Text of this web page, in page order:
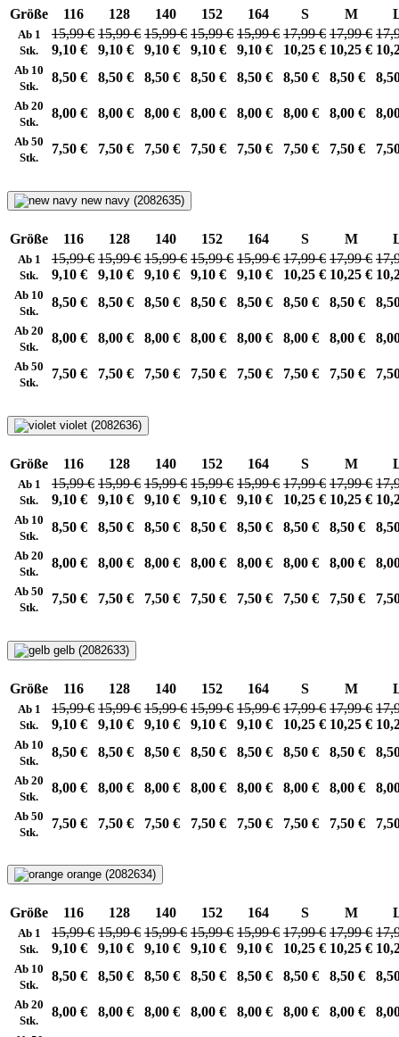
Größe 116 128 140 152 164 S M
Ab 1
Stk.
15,99 €
9,10 €
15,99 €
9,10 €
15,99 €
9,10 €
15,99 €
9,10 €
15,99 €
9,10 €
17,99 €
10,25 €
17,99 €
10,25 €
Ab 10
Stk.
8,50 € 8,50 € 8,50 € 8,50 € 8,50 € 8,50 € 8,50 €
Ab 20
Stk.
8,00 € 8,00 € 8,00 € 8,00 € 8,00 € 8,00 € 8,00 €
Ab 50
Stk.
7,50 € 7,50 € 7,50 € 7,50 € 7,50 € 7,50 € 7,50 €
new navy (2082635)
Größe 116 128 140 152 164 S M
Ab 1
Stk.
15,99 €
9,10 €
15,99 €
9,10 €
15,99 €
9,10 €
15,99 €
9,10 €
15,99 €
9,10 €
17,99 €
10,25 €
17,99 €
10,25 €
Ab 10
Stk.
8,50 € 8,50 € 8,50 € 8,50 € 8,50 € 8,50 € 8,50 €
Ab 20
Stk.
8,00 € 8,00 € 8,00 € 8,00 € 8,00 € 8,00 € 8,00 €
Ab 50
Stk.
7,50 € 7,50 € 7,50 € 7,50 € 7,50 € 7,50 € 7,50 €
violet (2082636)
Größe 116 128 140 152 164 S M
Ab 1
Stk.
15,99 €
9,10 €
15,99 €
9,10 €
15,99 €
9,10 €
15,99 €
9,10 €
15,99 €
9,10 €
17,99 €
10,25 €
17,99 €
10,25 €
Ab 10
Stk.
8,50 € 8,50 € 8,50 € 8,50 € 8,50 € 8,50 € 8,50 €
Ab 20
Stk.
8,00 € 8,00 € 8,00 € 8,00 € 8,00 € 8,00 € 8,00 €
Ab 50
Stk.
7,50 € 7,50 € 7,50 € 7,50 € 7,50 € 7,50 € 7,50 €
gelb (2082633)
Größe 116 128 140 152 164 S M
Ab 1
Stk.
15,99 €
9,10 €
15,99 €
9,10 €
15,99 €
9,10 €
15,99 €
9,10 €
15,99 €
9,10 €
17,99 €
10,25 €
17,99 €
10,25 €
Ab 10
Stk.
8,50 € 8,50 € 8,50 € 8,50 € 8,50 € 8,50 € 8,50 €
Ab 20
Stk.
8,00 € 8,00 € 8,00 € 8,00 € 8,00 € 8,00 € 8,00 €
Ab 50
Stk.
7,50 € 7,50 € 7,50 € 7,50 € 7,50 € 7,50 € 7,50 €
orange (2082634)
Größe 116 128 140 152 164 S M
Ab 1
Stk.
15,99 €
9,10 €
15,99 €
9,10 €
15,99 €
9,10 €
15,99 €
9,10 €
15,99 €
9,10 €
17,99 €
10,25 €
17,99 €
10,25 €
Ab 10
Stk.
8,50 € 8,50 € 8,50 € 8,50 € 8,50 € 8,50 € 8,50 €
Ab 20
Stk.
8,00 € 8,00 € 8,00 € 8,00 € 8,00 € 8,00 € 8,00 €